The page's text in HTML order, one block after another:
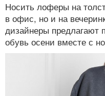
Носить лоферы на
в офис, но и на
дизайнеры
обувь осени вместе с